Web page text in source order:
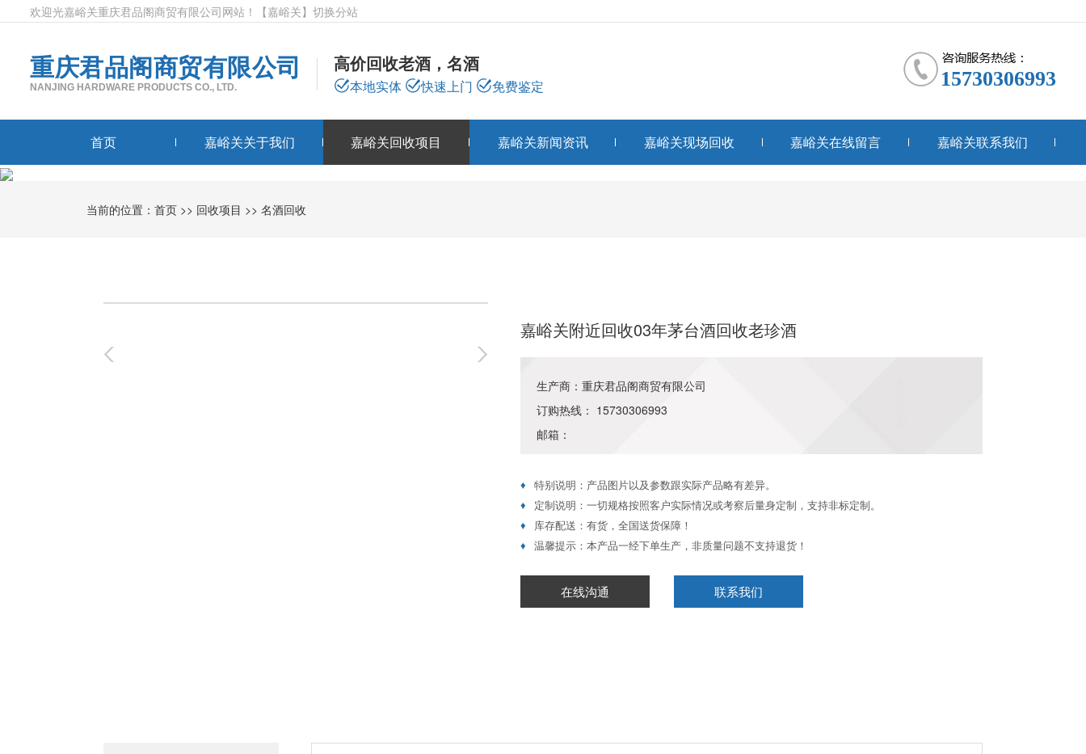
欢迎光嘉峪关重庆君品阁商贸有限公司网站！ 【嘉峪关】 切换分站
重庆君品阁商贸有限公司
NANJING HARDWARE PRODUCTS CO., LTD.
高价回收老酒，名酒
本地实体 快速上门 免费鉴定 15730306993
首页 嘉峪关关于我们 嘉峪关回收项目 嘉峪关新闻资讯 嘉峪关现场回收 嘉峪关在线留言 嘉峪关联系我们
当前的位置：首页 >> 回收项目 >>名酒回收
嘉峪关附近回收03年茅台酒回收老珍酒
生产商：重庆君品阁商贸有限公司
订购热线： 15730306993
邮箱：
♦ 特别说明：产品图片以及参数跟实际产品略有差异。
♦
定制说明：一切规格按照客户实际情况或考察后量身定制，支持非标定制。
♦
库存配送：有货，全国送货保障！
♦ 温馨提示：本产品一经下单生产，非质量问题不支持退货！
在线沟通 联系我们